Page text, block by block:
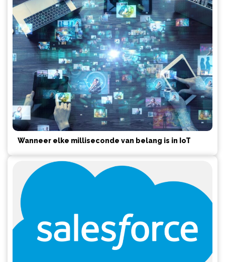
Wanneer elke milliseconde van belang is in IoT